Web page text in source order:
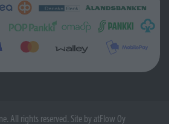
All rights reserved. Site by atFlow Oy